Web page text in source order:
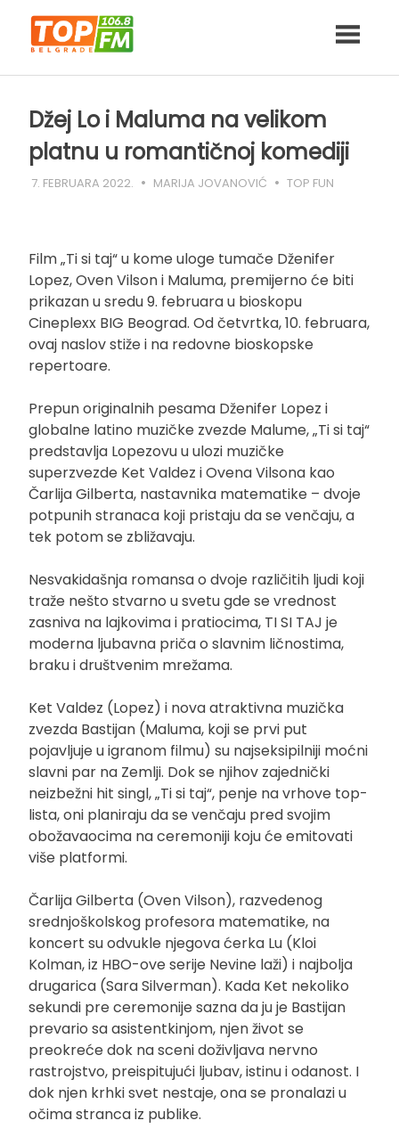
content
Džej Lo i Maluma na velikom
platnu u romantičnoj komediji
7. FEBRUARA 2022. MARIJA JOVANOVIĆ TOP FUN
Film „Ti si taj“ u kome uloge tumače Dženifer
Lopez, Oven Vilson i Maluma, premijerno će biti
prikazan u sredu 9. februara u bioskopu
Cineplexx BIG Beograd. Od četvrtka, 10. februara,
ovaj naslov stiže i na redovne bioskopske
repertoare.
Prepun originalnih pesama Dženifer Lopez i
globalne latino muzičke zvezde Malume, „Ti si taj“
predstavlja Lopezovu u ulozi muzičke
superzvezde Ket Valdez i Ovena Vilsona kao
Čarlija Gilberta, nastavnika matematike – dvoje
potpunih stranaca koji pristaju da se venčaju, a
tek potom se zbližavaju.
Nesvakidašnja romansa o dvoje različitih ljudi koji
traže nešto stvarno u svetu gde se vrednost
zasniva na lajkovima i pratiocima, TI SI TAJ je
moderna ljubavna priča o slavnim ličnostima,
braku i društvenim mrežama.
Ket Valdez (Lopez) i nova atraktivna muzička
zvezda Bastijan (Maluma, koji se prvi put
pojavljuje u igranom filmu) su najseksipilniji moćni
slavni par na Zemlji. Dok se njihov zajednički
neizbežni hit singl, „Ti si taj“, penje na vrhove top-
lista, oni planiraju da se venčaju pred svojim
obožavaocima na ceremoniji koju će emitovati
više platformi.
Čarlija Gilberta (Oven Vilson), razvedenog
srednjoškolskog profesora matematike, na
koncert su odvukle njegova ćerka Lu (Kloi
Kolman, iz HBO-ove serije Nevine laži) i najbolja
drugarica (Sara Silverman). Kada Ket nekoliko
sekundi pre ceremonije sazna da ju je Bastijan
prevario sa asistentkinjom, njen život se
preokreće dok na sceni doživljava nervno
rastrojstvo, preispitujući ljubav, istinu i odanost. I
dok njen krhki svet nestaje, ona se pronalazi u
očima stranca iz publike.